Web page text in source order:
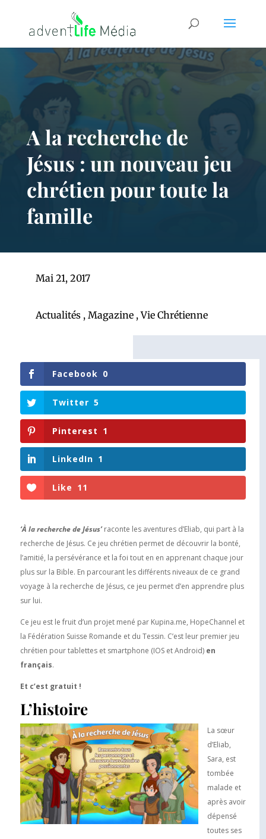
A la recherche de
Jésus : un nouveau jeu
chrétien pour toute la
famille
Mai 21, 2017
Actualités, Magazine,Vie Chrétienne
Facebook 0
Twitter 5
Pinterest 1
LinkedIn 1
Like 11
‘À la recherche de Jésus’ raconte les aventures d’Eliab, qui part à la
recherche de Jésus. Ce jeu chrétien permet de découvrir la bonté,
l’amitié, la persévérance et la foi tout en en apprenant chaque jour
plus sur la Bible. En parcourant les différents niveaux de ce grand
voyage à la recherche de Jésus, ce jeu permet d’en apprendre plus
sur lui.
Ce jeu est le fruit d’un projet mené par Kupina.me, HopeChannel et
la Fédération Suisse Romande et du Tessin. C’est leur premier jeu
chrétien pour tablettes et smartphone (IOS et Android) en
français.
Et c’est gratuit !
L’histoire
La sœur
d’Eliab,
Sara, est
tombée
malade et
après avoir
dépensé
toutes ses